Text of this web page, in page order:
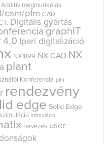
Additív megmunkálás
cam/plm CAD
Digitális gyártás
graphIT
4.0 Ipari digitalizáció
NX1899 NX CAD NX
plant
Konferencia plm
rendezvény
edge Solid Edge
szimuláció
tervezés user